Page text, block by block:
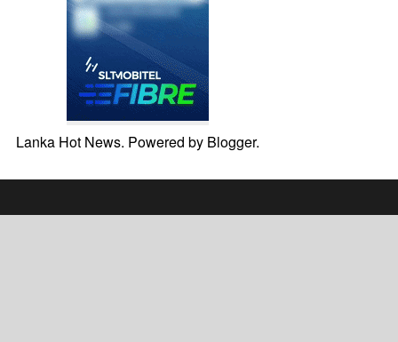
Lanka Hot News. Powered by Blogger.